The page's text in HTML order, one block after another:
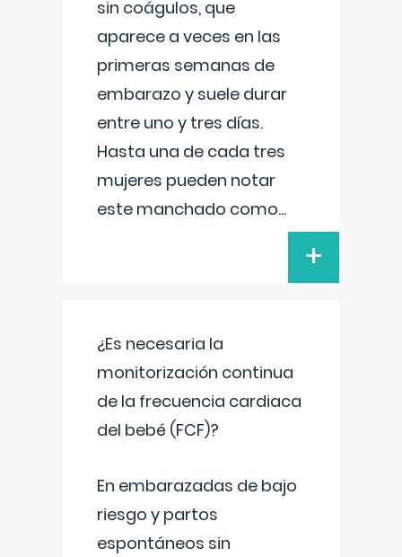
sin coágulos, que
aparece a veces en las
primeras semanas de
embarazo y suele durar
entre uno y tres días.
Hasta una de cada tres
mujeres pueden notar
este manchado como...
+
¿Es necesaria la
monitorización continua
de la frecuencia cardiaca
del bebé (FCF)?
En embarazadas de bajo
riesgo y partos
espontáneos sin